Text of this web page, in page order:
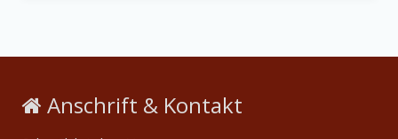
Anschrift & Kontakt